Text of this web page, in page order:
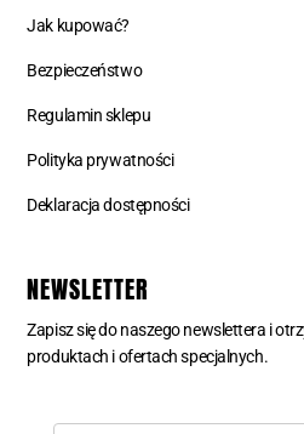
Jak kupować?
Bezpieczeństwo
Regulamin sklepu
Polityka prywatności
Deklaracja dostępności
NEWSLETTER
Zapisz się do naszego newslettera i
produktach i ofertach specjalnych.